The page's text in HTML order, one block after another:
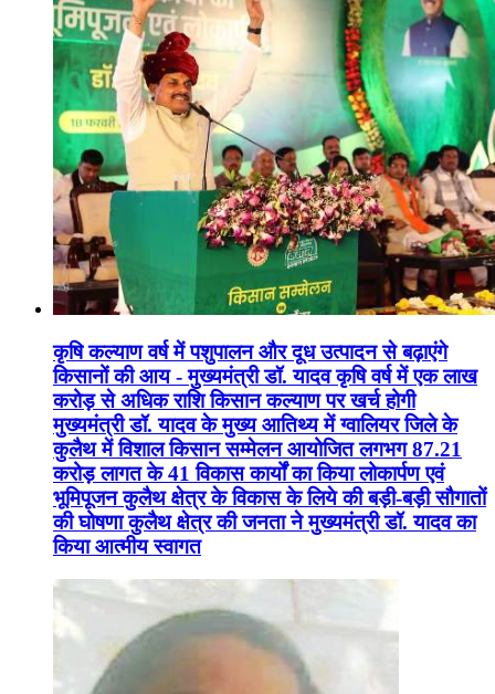
कृषि कल्याण वर्ष में पशुपालन और दूध उत्पादन से बढ़ाएंगे
किसानों की आय - मुख्यमंत्री डॉ. यादव कृषि वर्ष में एक लाख
करोड़ से अधिक राशि किसान कल्याण पर खर्च होगी
मुख्यमंत्री डॉ. यादव के मुख्य आतिथ्य में ग्वालियर जिले के
कुलैथ में विशाल किसान सम्मेलन आयोजित लगभग 87.21
करोड़ लागत के 41 विकास कार्यों का किया लोकार्पण एवं
भूमिपूजन कुलैथ क्षेत्र के विकास के लिये की बड़ी-बड़ी सौगातों
की घोषणा कुलैथ क्षेत्र की जनता ने मुख्यमंत्री डॉ. यादव का
किया आत्मीय स्वागत